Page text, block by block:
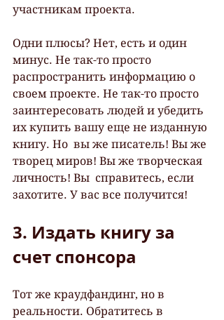
участникам проекта.
Одни плюсы? Нет, есть и один
минус. Не так-то просто
распространить информацию о
своем проекте. Не так-то просто
заинтересовать людей и убедить
их купить вашу еще не изданную
книгу. Но  вы же писатель! Вы же
творец миров! Вы же творческая
личность! Вы  справитесь, если
захотите. У вас все получится!
3. Издать книгу за
счет спонсора
Тот же краудфандинг, но в
реальности. Обратитесь в